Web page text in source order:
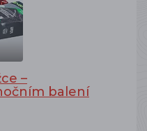
–
balení